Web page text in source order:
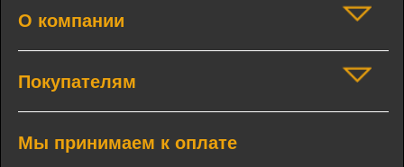
О компании
Покупателям
Мы принимаем к оплате